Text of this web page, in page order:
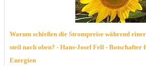
Warum schießen die Strompreise während
steil nach oben? - Hans-Josef Fell -
Energien